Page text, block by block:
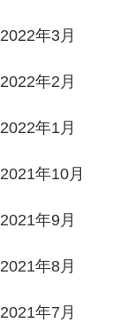
2022年3月
2022年2月
2022年1月
2021年10月
2021年9月
2021年8月
2021年7月